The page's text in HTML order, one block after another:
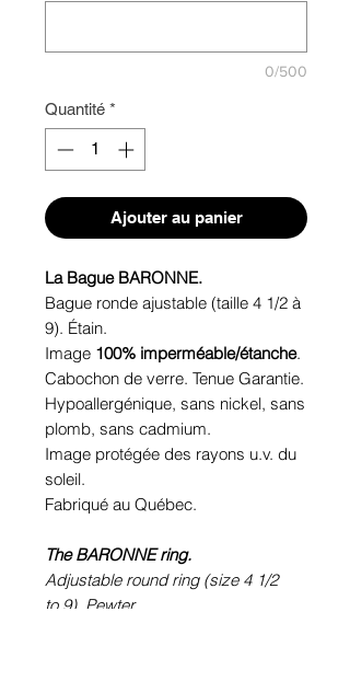
0/500
Quantité *
Ajouter au panier
La Bague BARONNE.
Bague ronde ajustable (taille 4 1/2 à
9). Étain.
Image 100% imperméable/étanche.
Cabochon de verre. Tenue Garantie.
Hypoallergénique, sans nickel, sans
plomb, sans cadmium.
Image protégée des rayons u.v. du
soleil.
Fabriqué au Québec.
The BARONNE ring.
Adjustable round ring (size 4 1/2
to 9). Pewter.